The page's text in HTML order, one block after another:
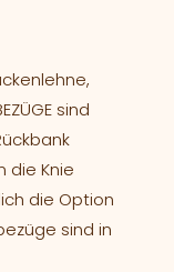
sind
die Knie
die Option
sind in